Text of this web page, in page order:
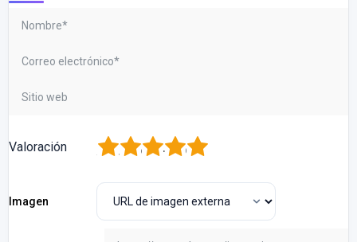
Valoración 5
4
3
2
Imagen